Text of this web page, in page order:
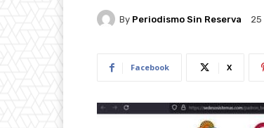
By Periodismo Sin Reserva 25
Facebook X